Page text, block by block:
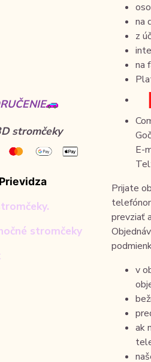
stromčeky
stromčeky
na
z
na
E-
Prijate
prevziať
v
ak